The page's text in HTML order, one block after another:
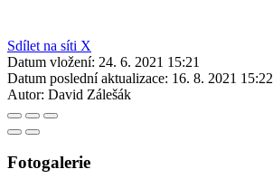
Sdílet na síti X
Datum vložení: 24. 6. 2021 15:21
Datum poslední aktualizace: 16. 8. 2021 15:22
Autor: David Zálešák
Fotogalerie